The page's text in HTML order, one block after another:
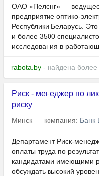
ОАО «Пеленг» — ведущее
предприятие оптико-
Республики Беларусь.
и более 3500
исследования в
rabota.by - найдена более
Риск - менеджер по
риску
Минск компания: Банк
Департамент Риск-
оплаты труда по
кандидатами имеющими
обсуждать высокий